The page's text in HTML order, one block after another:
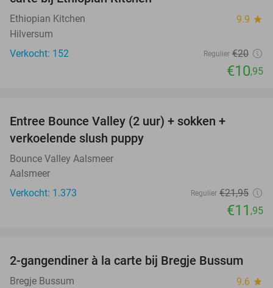
Ethiopian Kitchen 9.9 star
Hilversum
Verkocht: 152
Regulier €20
€10,95
Entree Bounce Valley (2 uur) + sokken +
verkoelende slush puppy
Bounce Valley Aalsmeer
Aalsmeer
Verkocht: 1.373
Regulier €21,95
€11 ,95
12%
2-gangendiner à la carte bij Bregje Bussum
Bregje Bussum 9.6 star